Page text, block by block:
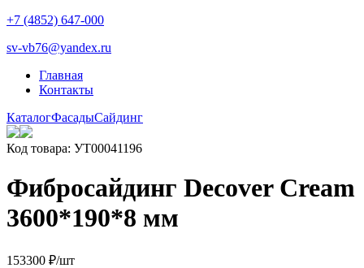
+7 (4852) 647-000
sv-vb76@yandex.ru
Главная
Контакты
КаталогФасадыСайдинг
Код товара: УТ00041196
Фибросайдинг Decover Cream
3600*190*8 мм
153300 ₽/шт